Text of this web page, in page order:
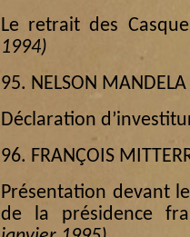
Le retrait des
1994)
95. NELSON MANDELA
Déclaration
96. FRANÇOIS
Présentation devant
de la présidence